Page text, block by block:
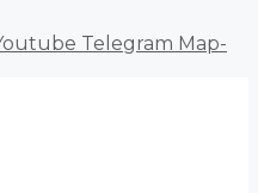
Telegram Map-